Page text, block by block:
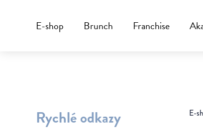
E-shop Brunch Franchise
Rychlé odkazy E-